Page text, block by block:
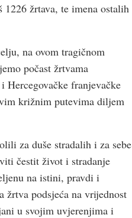
žrtava, te imena ostalih
na ovom tragičnom
počast žrtvama
Hercegovačke franjevačke
križnim putevima diljem
za duše stradalih i za sebe
čestit život i stradanje
na istini, pravdi i
žrtva podsjeća na vrijednost
u svojim uvjerenjima i